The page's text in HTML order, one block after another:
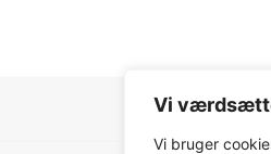
Vi
Vi bruger